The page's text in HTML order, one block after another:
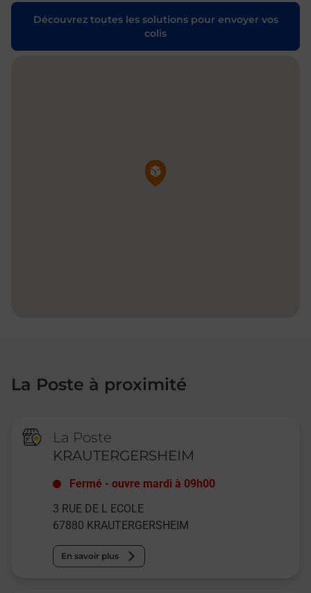
Découvrez toutes les solutions pour envoyer vos
colis
Pin de la carte
La Poste à proximité
La Poste
KRAUTERGERSHEIM
Fermé -ouvre mardi à 09h00
3 RUE DE L ECOLE
67880 KRAUTERGERSHEIM
En savoir plus